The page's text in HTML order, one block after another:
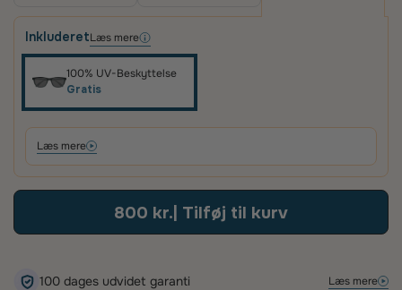
InkluderetLæs mere
100% UV-Beskyttelse
Gratis
Læs mere
800 kr. | Tilføj til kurv
100 dages udvidet garanti Læs mere
Det kan tage lidt tid at vænne sig til nye brilleglas – især hvis
de har en ny styrke eller er flerstyrke med glidende
overgang. Vi anbefaler derfor, at du giver dine øjne tid til at
tilpasse sig.
100 dage – så finder vi en løsning, der sikrer, at du bliver glad.
betyder, at hvis glassene ikke lever op til vores høje
standarder, reparerer eller udskifter vi dem helt uden
beregning.